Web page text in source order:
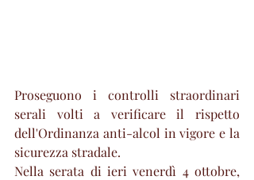
Proseguono i controlli straordinari
serali volti a verificare il rispetto
dell'Ordinanza anti-alcol in vigore e la
sicurezza stradale.
Nella serata di ieri venerdì 4 ottobre,